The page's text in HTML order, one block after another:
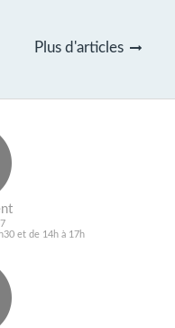
Plus d'articles
et de 14h à 17h